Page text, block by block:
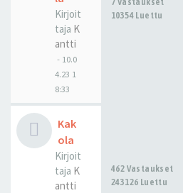
Kirjoit
taja K
antti
- 10.0
4.23 1
8:33
10354 Luettu
Kak
ola
Kirjoit
taja K
antti
462 Vastaukset
243126 Luettu